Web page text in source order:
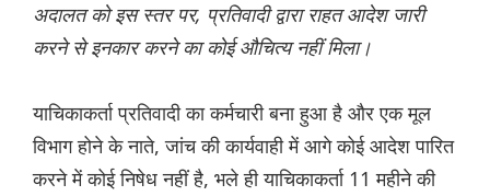
अदालत को इस स्तर पर, प्रतिवादी द्वारा राहत आदेश जारी
करने से इनकार करने का कोई औचित्य नहीं मिला।
याचिकाकर्ता प्रतिवादी का कर्मचारी बना हुआ है और एक मूल
विभाग होने के नाते, जांच की कार्यवाही में आगे कोई आदेश पारित
करने में कोई निषेध नहीं है, भले ही याचिकाकर्ता 11 महीने की